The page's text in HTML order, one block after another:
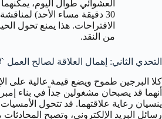
العشوائي طوال اليوم،
30 دقيقة مساء الأحد)
الاقتراحات. هذا يمنع تحول
من النقد.
التحدي الثاني: إهمال العلاقة لصالح العمل
كلا البرجين طموح ويضع قيمة عالية على
أنهما قد يصبحان مشغولين جداً في بناء
ينسيان رعاية علاقتهما. قد تتحول
رسائل البريد الإلكتروني، وتصبح